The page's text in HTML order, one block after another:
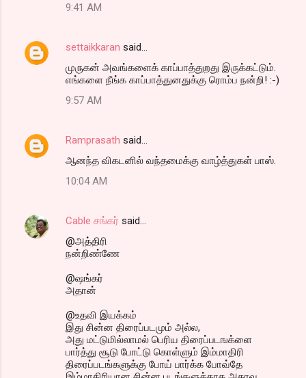
9:41 AM
settaikkaran said…
முருகன் அவங்களைக் காப்பாத்துறது இருக்கட்டும்.
எங்களை நீங்க காப்பாத்துனதுக்கு ரொம்ப நன்றி! :-)
9:57 AM
Ramprasath said…
ஆனந்த விகடனில் வந்தமைக்கு வாழ்த்துகள் பாஸ்.
10:04 AM
Cable சங்கர் said…
@அத்திரி
நன்றிண்ணே
@ஷங்கர்
அதான்
@உதவி இயக்கம்
இது சின்ன திரைப்படமும் அல்ல,
அது மட்டுமில்லாமல் பெரிய திரைப்படஙக்ளை
பார்த்து சூடு போட்டு கொள்ளும் இம்மாதிரி
திரைப்படங்களுக்கு போய் பார்க்க போவ்தே